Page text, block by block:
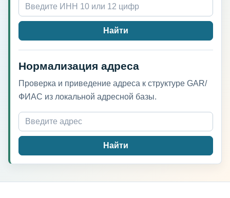
Найти
Нормализация адреса
Проверка и приведение адреса к структуре GAR/
ФИАС из локальной адресной базы.
Найти